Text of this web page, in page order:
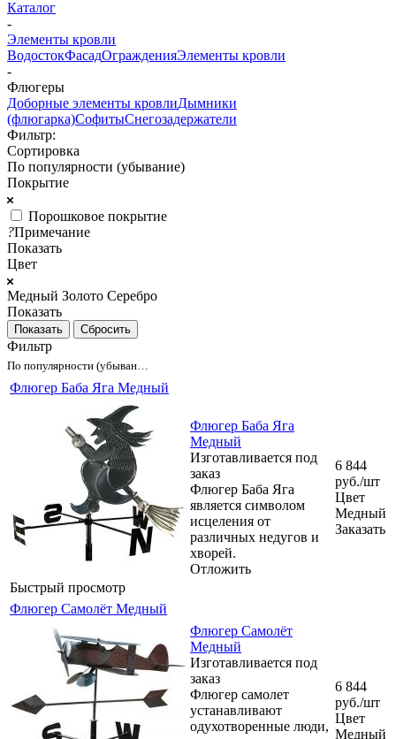
Каталог
-
Элементы кровли
ВодостокФасадОгражденияЭлементы кровли
-
Флюгеры
Доборные элементы кровлиДымники
(флюгарка)СофитыСнегозадержатели
Фильтр:
Сортировка
По популярности (убывание)
Покрытие
Порошковое покрытие
?Примечание
Показать
Цвет
Медный Золото Серебро
Показать
Сбросить
Фильтр
Флюгер Баба Яга Медный
Быстрый просмотр
Флюгер Баба Яга
Медный
Изготавливается под
заказ
Флюгер Баба Яга
является символом
исцеления от
различных недугов и
хворей.
Отложить
6 844
руб./шт
Цвет
Медный
Заказать
Флюгер Самолёт Медный
Флюгер Самолёт
Медный
Изготавливается под
заказ
Флюгер самолет
устанавливают
одухотворенные люди,
6 844
руб./шт
Цвет
Медный